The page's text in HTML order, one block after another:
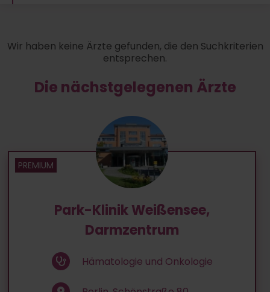
Wir haben keine Ärzte gefunden, die den Suchkriterien
entsprechen.
Die nächstgelegenen Ärzte
Park-Klinik Weißensee,
Darmzentrum
Hämatologie und Onkologie